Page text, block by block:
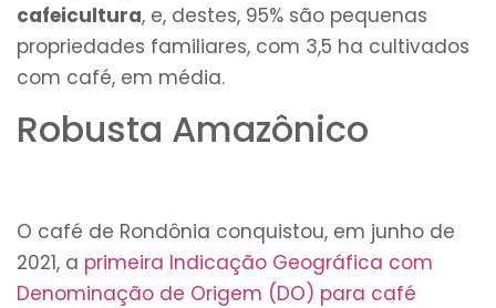
cafeicultura, e, destes, 95% são pequenas
propriedades familiares, com 3,5 ha cultivados
com café, em média.
Robusta Amazônico
O café de Rondônia conquistou, em junho de
2021, a primeira Indicação Geográfica com
Denominação de Origem (DO) para café